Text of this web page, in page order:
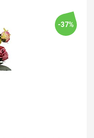
-37%